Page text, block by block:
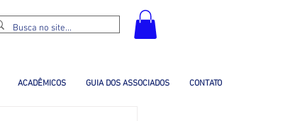
ACADÊMICOS GUIA DOS ASSOCIADOS CONTATO